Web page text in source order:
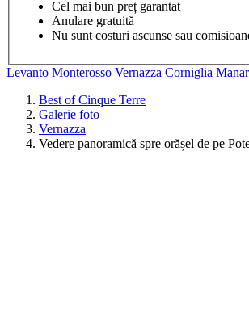
Cel mai bun preț garantat
Anulare gratuită
Nu sunt costuri ascunse sau
Levanto Monterosso Vernazza Corniglia
Best of Cinque Terre
Galerie foto
Vernazza
Vedere panoramică spre orășel de pe